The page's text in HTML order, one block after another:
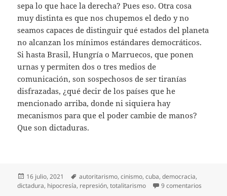
sepa lo que hace la derecha? Pues eso. Otra cosa
muy distinta es que nos chupemos el dedo y no
seamos capaces de distinguir qué estados del planeta
no alcanzan los mínimos estándares democráticos.
Si hasta Brasil, Hungría o Marruecos, que ponen
urnas y permiten dos o tres medios de
comunicación, son sospechosos de ser tiranías
disfrazadas, ¿qué decir de los países que he
mencionado arriba, donde ni siquiera hay
mecanismos para que el poder cambie de manos?
Que son dictaduras.
Publicado
el
16 julio, 2021 Etiquetas
autoritarismo,cinismo,cuba,democracia,
dictadura, hipocresía, represión,totalitarismo 9 comentarios